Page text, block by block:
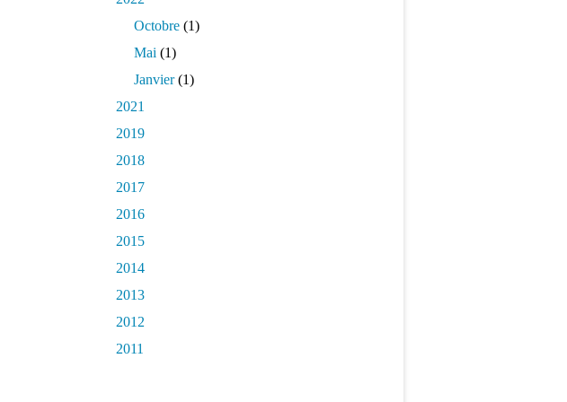
Octobre (1)
Mai (1)
Janvier(1)
2021
2019
2018
2017
2016
2015
2014
2013
2012
2011